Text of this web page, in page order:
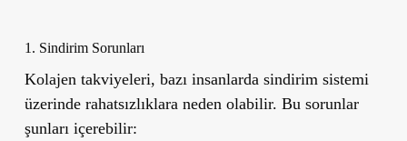
1. Sindirim Sorunları
Kolajen takviyeleri, bazı insanlarda sindirim sistemi
üzerinde rahatsızlıklara neden olabilir. Bu sorunlar
şunları içerebilir: